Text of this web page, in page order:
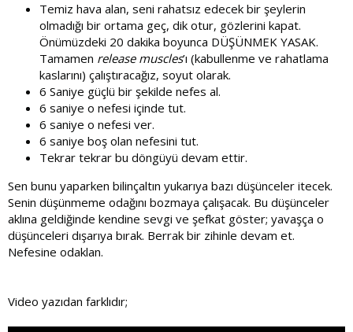
Temiz hava alan, seni rahatsız edecek bir şeylerin
olmadığı bir ortama geç, dik otur, gözlerini kapat.
Önümüzdeki 20 dakika boyunca DÜŞÜNMEK YASAK.
Tamamen release muscles’ı (kabullenme ve rahatlama
kaslarını) çalıştıracağız, soyut olarak.
6 Saniye güçlü bir şekilde nefes al.
6 saniye o nefesi içinde tut.
6 saniye o nefesi ver.
6 saniye boş olan nefesini tut.
Tekrar tekrar bu döngüyü devam ettir.
Sen bunu yaparken bilinçaltın yukarıya bazı düşünceler itecek.
Senin düşünmeme odağını bozmaya çalışacak. Bu düşünceler
aklına geldiğinde kendine sevgi ve şefkat göster; yavaşça o
düşünceleri dışarıya bırak. Berrak bir zihinle devam et.
Nefesine odaklan.
Video yazıdan farklıdır;